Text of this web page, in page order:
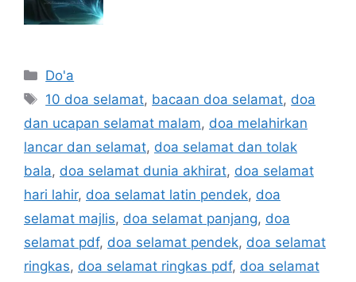
Categories
Do'a
Tags
10 doa selamat, bacaan doa selamat, doa
dan ucapan selamat malam, doa melahirkan
lancar dan selamat, doa selamat dan tolak
bala, doa selamat dunia akhirat, doa selamat
hari lahir, doa selamat latin pendek, doa
selamat majlis, doa selamat panjang, doa
selamat pdf, doa selamat pendek, doa selamat
ringkas, doa selamat ringkas pdf, doa selamat